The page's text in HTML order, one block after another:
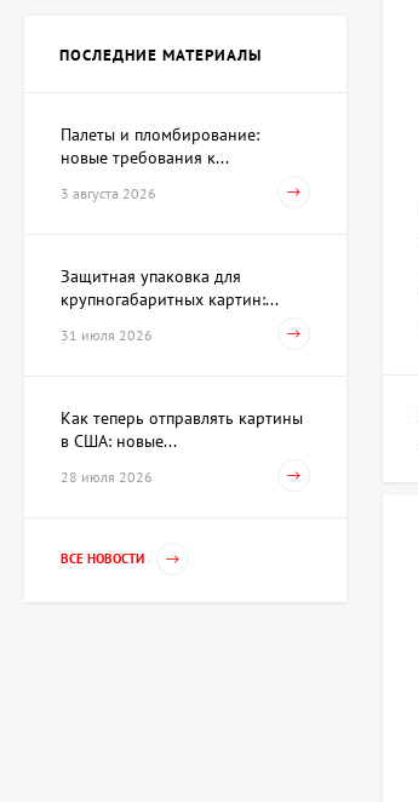
ПОСЛЕДНИЕ МАТЕРИАЛЫ
Палеты и пломбирование:
новые требования к...
3 августа 2026
Защитная упаковка для
крупногабаритных картин:...
31 июля 2026
Как теперь отправлять картины
в США: новые...
28 июля 2026
ВСЕ НОВОСТИ